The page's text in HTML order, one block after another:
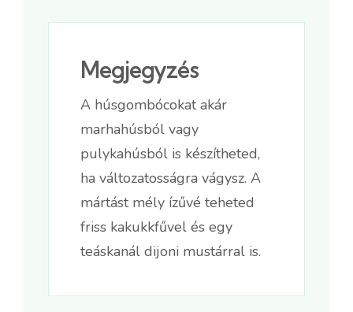
Megjegyzés
A húsgombócokat akár
marhahúsból vagy
pulykahúsból is készítheted,
ha változatosságra vágysz. A
mártást mély ízűvé teheted
friss kakukkfűvel és egy
teáskanál dijoni mustárral is.